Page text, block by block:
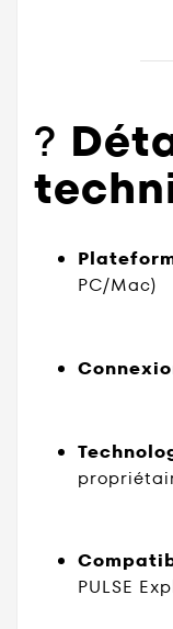
?
PC/Mac)
PULSE